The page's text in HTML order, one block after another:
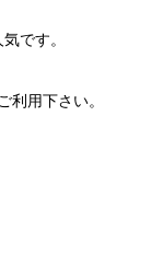
です。
利用下さい。